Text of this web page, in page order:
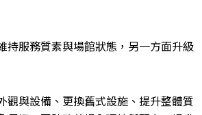
持服務質素與場館狀態，另一方面升級
觀與設備、更換舊式設施、提升整體質